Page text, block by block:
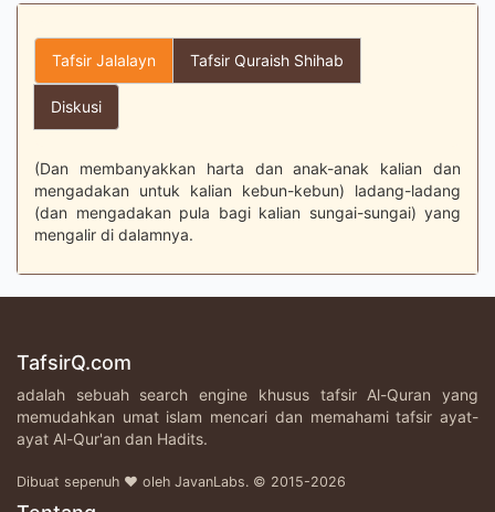
Tafsir Jalalayn Tafsir Quraish Shihab
Diskusi
(Dan membanyakkan harta dan anak-anak kalian dan
mengadakan untuk kalian kebun-kebun) ladang-ladang
(dan mengadakan pula bagi kalian sungai-sungai) yang
mengalir di dalamnya.
TafsirQ.com
adalah sebuah search engine khusus tafsir Al-Quran yang
memudahkan umat islam mencari dan memahami tafsir ayat-
ayat Al-Qur'an dan Hadits.
Dibuat sepenuh ♥ oleh JavanLabs. © 2015-2026